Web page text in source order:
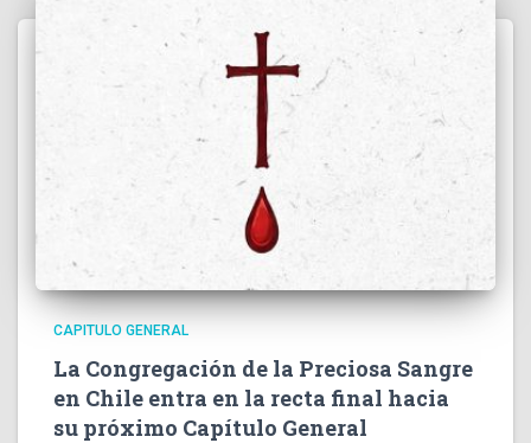
CAPITULO GENERAL
La Congregación de la Preciosa Sangre
en Chile entra en la recta final hacia
su próximo Capítulo General